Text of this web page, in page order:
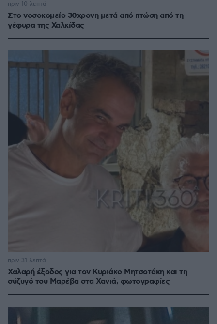
Στο νοσοκομείο 30χρονη μετά από πτώση από τη
γέφυρα της Χαλκίδας
πριν 10 λεπτά
Χαλαρή έξοδος για τον Κυριάκο Μητσοτάκη και τη
σύζυγό του Μαρέβα στα Χανιά, φωτογραφίες
πριν 31 λεπτά